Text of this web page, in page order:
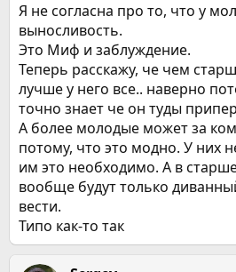
Я не согласна про то, что у
выносливость.
Это Миф и заблуждение.
Теперь расскажу, че чем
лучше у него все.. наверно
точно знает че он туды
А более молодые может за
потому, что это модно. У них
им это необходимо. А в
вообще будут только
вести.
Типо как-то так